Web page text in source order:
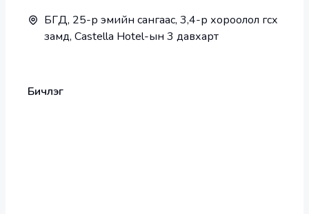
БГД, 25-р эмийн сангаас, 3,4-р хороолол өгсөх
замд, Castella Hotel-ын 3 давхарт
Бичлэг